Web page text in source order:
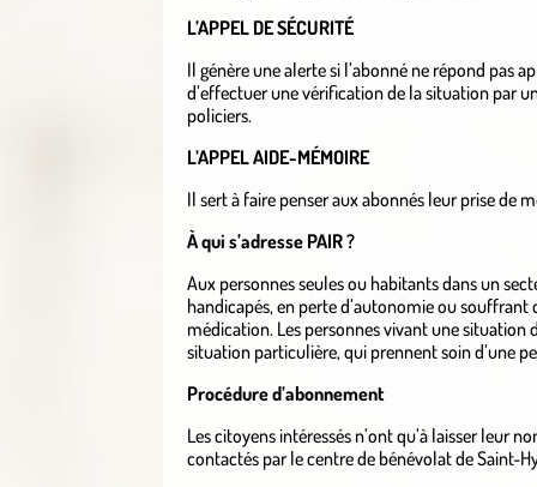
L’APPEL DE SÉCURITÉ
Il génère une alerte si l’abonné ne répond pas
d’effectuer une vérification de la situation par
policiers.
L’APPEL AIDE-MÉMOIRE
Il sert à faire penser aux abonnés leur prise de
À qui s’adresse PAIR ?
Aux personnes seules ou habitants dans un
handicapés, en perte d’autonomie ou
médication. Les personnes vivant une situation
situation particulière, qui prennent soin d’une
Procédure d’abonnement
Les citoyens intéressés n’ont qu’à laisser leur
contactés par le centre de bénévolat de Saint-